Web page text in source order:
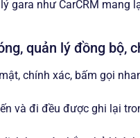
gara như CarCRM mang
quản lý đồng bộ,
chính xác, bấm gọi
và đi đều được ghi lại